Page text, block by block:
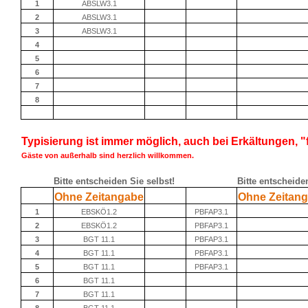
1
ABSLW3.1
2
ABSLW3.1
3
ABSLW3.1
4
5
6
7
8
Typisierung ist immer möglich, auch bei Erkältungen,
Gäste von außerhalb sind herzlich willkommen.
Bitte entscheiden Sie selbst! Bitte
Ohne Zeitangabe Ohne
1 EBSKÖ1.2
PBFAP3.1
2
EBSKÖ1.2
PBFAP3.1
3
BGT 11.1
PBFAP3.1
4
BGT 11.1
PBFAP3.1
5
BGT 11.1
PBFAP3.1
6
BGT 11.1
7
BGT 11.1